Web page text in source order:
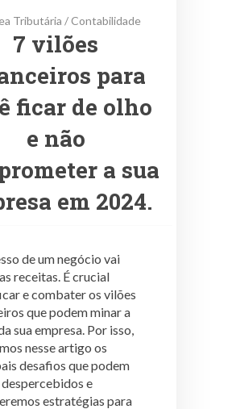
Tributária /Contabilidade
7 vilões
para
ficar de olho
e não
a sua
em 2024.
de um negócio vai
receitas. É crucial
e combater os vilões
que podem minar a
sua empresa. Por isso,
nesse artigo os
desafios que podem
e
estratégias para